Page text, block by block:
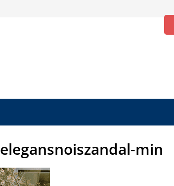
elegansnoiszandal-min